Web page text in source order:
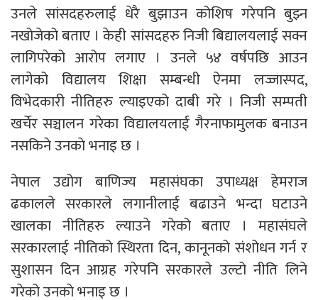
उनले सांसदहरुलाई धेरै बुझाउन कोशिष गरेपनि बुझ्न
नखोजेको बताए । केही सांसदहरु निजी बिद्यालयलाई सक्न
लागिपरेको आरोप लगाए । उनले ५४ वर्षपछि आउन
लागेको विद्यालय शिक्षा सम्बन्धी ऐनमा लज्जास्पद,
विभेदकारी नीतिहरु ल्याइएको दाबी गरे । निजी सम्पती
खर्चेर सञ्चालन गरेका विद्यालयलाई गैरनाफामुलक बनाउन
नसकिने उनकाे भनाइ छ ।
नेपाल उद्योग बाणिज्य महासंघका उपाध्यक्ष हेमराज
ढकालले सरकारले लगानीलाई बढाउने भन्दा घटाउने
खालका नीतिहरु ल्याउने गरेको बताए । महासंघले
सरकारलाई नीतिको स्थिरता दिन, कानूनको संशोधन गर्न र
सुशासन दिन आग्रह गरेपनि सरकारले उल्टो नीति लिने
गरेको उनकाे भनाइ छ ।